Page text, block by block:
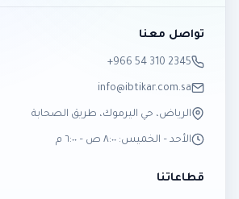
تواصل معنا
‎+966 54 310 2345
info@ibtikar.com.sa
الرياض، حي اليرموك، طريق الصحابة
الأحد – الخميس: ٨:٠٠ ص – ٦:٠٠ م
قطاعاتنا